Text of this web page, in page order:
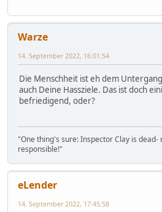
Warze
14. September 2022, 16:01:54
Die Menschheit ist eh dem
auch Deine Hassziele. Das ist doch
befriedigend, oder?
"One thing's sure: Inspector Clay is
responsible!"
eLender
14. September 2022, 17:45:58